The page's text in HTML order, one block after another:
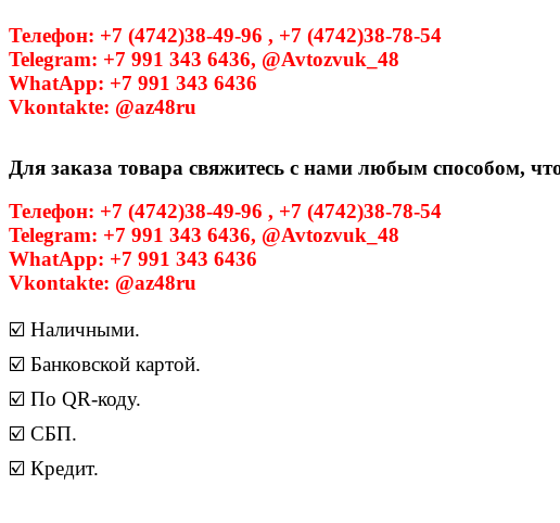
Телефон: +7 (4742)38-49-96 , +7 (4742)38-78-54
Telegram: +7 991 343 6436, @Avtozvuk_48
WhatApp: +7 991 343 6436
Vkontakte: @az48ru
Для заказа товара свяжитесь с нами любым способом,
Телефон: +7 (4742)38-49-96 , +7 (4742)38-78-54
Telegram: +7 991 343 6436, @Avtozvuk_48
WhatApp: +7 991 343 6436
Vkontakte: @az48ru
☑️ Наличными.
☑️ Банковской картой.
☑️ По QR-коду.
☑️ СБП.
☑️ Кредит.